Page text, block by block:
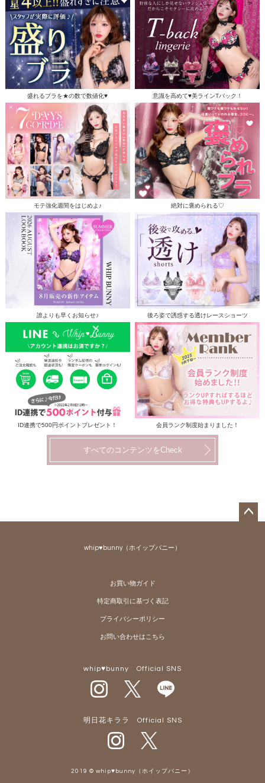
盛れるブラを★の数で数値化♥ 意識を高めて♥美ラインTバック！
モテ強化週間をはじめよ♪ 絶対に褒められる♡
誰よりも早くお知らせ♪ 後ろ姿で誘惑する透けレースショーツ
ID連携で500円ポイントプレゼント！ 会員ランク制度始まりました！
すべてのコンテンツをCheck
whip♥bunny（ホイップバニー）
お買い物ガイド
特定商取引に基づく表記
プライバシーポリシー
お問い合わせはこちら
whip♥bunny Official SNS
明日花キララ Official SNS
2019 © whip♥bunny（ホイップバニー）